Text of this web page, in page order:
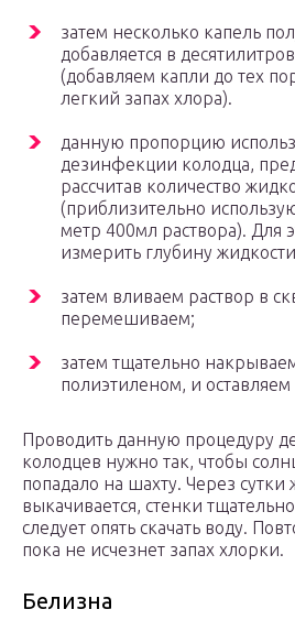
затем несколько капель
добавляется в
(добавляем капли до тех
легкий запах хлора).
данную пропорцию
дезинфекции колодца,
рассчитав количество
(приблизительно
метр 400мл раствора). Для
измерить глубину
затем вливаем раствор в
перемешиваем;
затем тщательно
полиэтиленом, и оставляем
Проводить данную процедуру
колодцев нужно так, чтобы
попадало на шахту. Через сутки
выкачивается, стенки
следует опять скачать воду.
пока не исчезнет запах хлорки.
Белизна